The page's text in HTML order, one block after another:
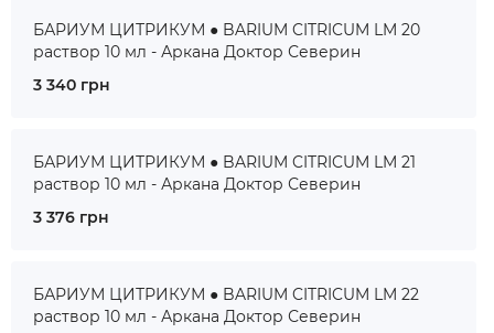
БАРИУМ ЦИТРИКУМ ● BARIUM CITRICUM LM 20
раствор 10 мл - Аркана Доктор Северин
3 340 грн
БАРИУМ ЦИТРИКУМ ● BARIUM CITRICUM LM 21
раствор 10 мл - Аркана Доктор Северин
3 376 грн
БАРИУМ ЦИТРИКУМ ● BARIUM CITRICUM LM 22
раствор 10 мл - Аркана Доктор Северин